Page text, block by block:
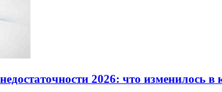
2026: что изменилось